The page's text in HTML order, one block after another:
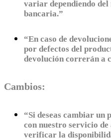
variar dependiendo del
bancaria.”
“En caso de
por defectos del
devolución correrán a
Cambios:
“Si deseas cambiar
con nuestro servicio
verificar la